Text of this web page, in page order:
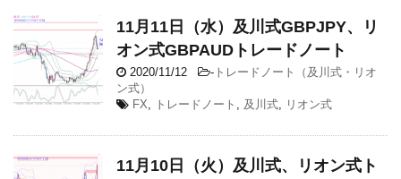
11月11日（水）及川式GBPJPY、リ
オン式GBPAUDトレードノート
2020/11/12 - トレードノート（及川式・リオ
ン式）
FX, トレードノート , 及川式, リオン式
11月10日（火）及川式、リオン式ト